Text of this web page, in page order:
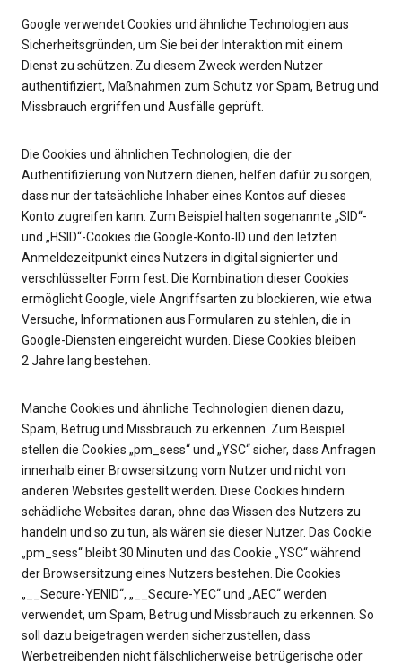
Google verwendet Cookies und ähnliche Technologien aus
Sicherheitsgründen, um Sie bei der Interaktion mit einem
Dienst zu schützen. Zu diesem Zweck werden Nutzer
authentifiziert, Maßnahmen zum Schutz vor Spam, Betrug und
Missbrauch ergriffen und Ausfälle geprüft.
Die Cookies und ähnlichen Technologien, die der
Authentifizierung von Nutzern dienen, helfen dafür zu sorgen,
dass nur der tatsächliche Inhaber eines Kontos auf dieses
Konto zugreifen kann. Zum Beispiel halten sogenannte „SID“-
und „HSID“-Cookies die Google-Konto‑ID und den letzten
Anmeldezeitpunkt eines Nutzers in digital signierter und
verschlüsselter Form fest. Die Kombination dieser Cookies
ermöglicht Google, viele Angriffsarten zu blockieren, wie etwa
Versuche, Informationen aus Formularen zu stehlen, die in
Google-Diensten eingereicht wurden. Diese Cookies bleiben
2 Jahre lang bestehen.
Manche Cookies und ähnliche Technologien dienen dazu,
Spam, Betrug und Missbrauch zu erkennen. Zum Beispiel
stellen die Cookies „pm_sess“ und „YSC“ sicher, dass Anfragen
innerhalb einer Browsersitzung vom Nutzer und nicht von
anderen Websites gestellt werden. Diese Cookies hindern
schädliche Websites daran, ohne das Wissen des Nutzers zu
handeln und so zu tun, als wären sie dieser Nutzer. Das Cookie
„pm_sess“ bleibt 30 Minuten und das Cookie „YSC“ während
der Browsersitzung eines Nutzers bestehen. Die Cookies
„__Secure-YENID“, „__Secure-YEC“ und „AEC“ werden
verwendet, um Spam, Betrug und Missbrauch zu erkennen. So
soll dazu beigetragen werden sicherzustellen, dass
Werbetreibenden nicht fälschlicherweise betrügerische oder